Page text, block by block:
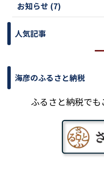
お知らせ (7)
人気記事
海彦のふるさと納税
ふるさと納税でも